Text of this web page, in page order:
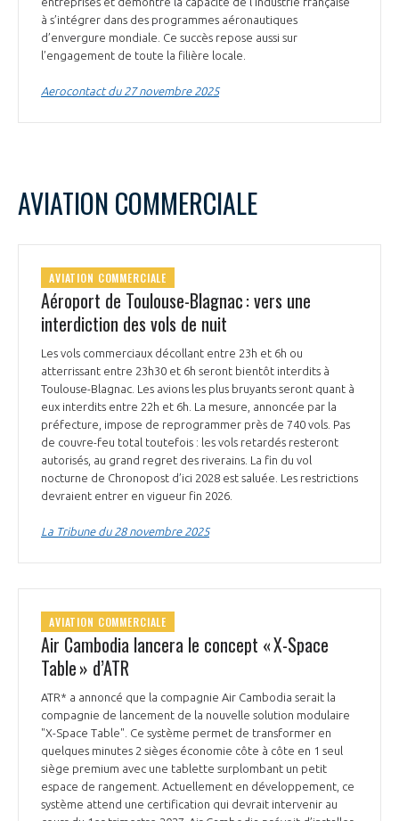
à s’intégrer dans des programmes aéronautiques
d’envergure mondiale. Ce succès repose aussi sur
l’engagement de toute la filière locale.
Aerocontact du 27 novembre 2025
AVIATION COMMERCIALE
AVIATION COMMERCIALE
Aéroport de Toulouse-Blagnac : vers une
interdiction des vols de nuit
Les vols commerciaux décollant entre 23h et 6h ou
atterrissant entre 23h30 et 6h seront bientôt interdits à
Toulouse-Blagnac. Les avions les plus bruyants seront quant à
eux interdits entre 22h et 6h. La mesure, annoncée par la
préfecture, impose de reprogrammer près de 740 vols. Pas
de couvre-feu total toutefois : les vols retardés resteront
autorisés, au grand regret des riverains. La fin du vol
nocturne de Chronopost d’ici 2028 est saluée. Les restrictions
devraient entrer en vigueur fin 2026.
La Tribune du 28 novembre 2025
AVIATION COMMERCIALE
Air Cambodia lancera le concept « X-Space
Table » d’ATR
ATR* a annoncé que la compagnie Air Cambodia serait la
compagnie de lancement de la nouvelle solution modulaire
"X-Space Table". Ce système permet de transformer en
quelques minutes 2 sièges économie côte à côte en 1 seul
siège premium avec une tablette surplombant un petit
espace de rangement. Actuellement en développement, ce
système attend une certification qui devrait intervenir au